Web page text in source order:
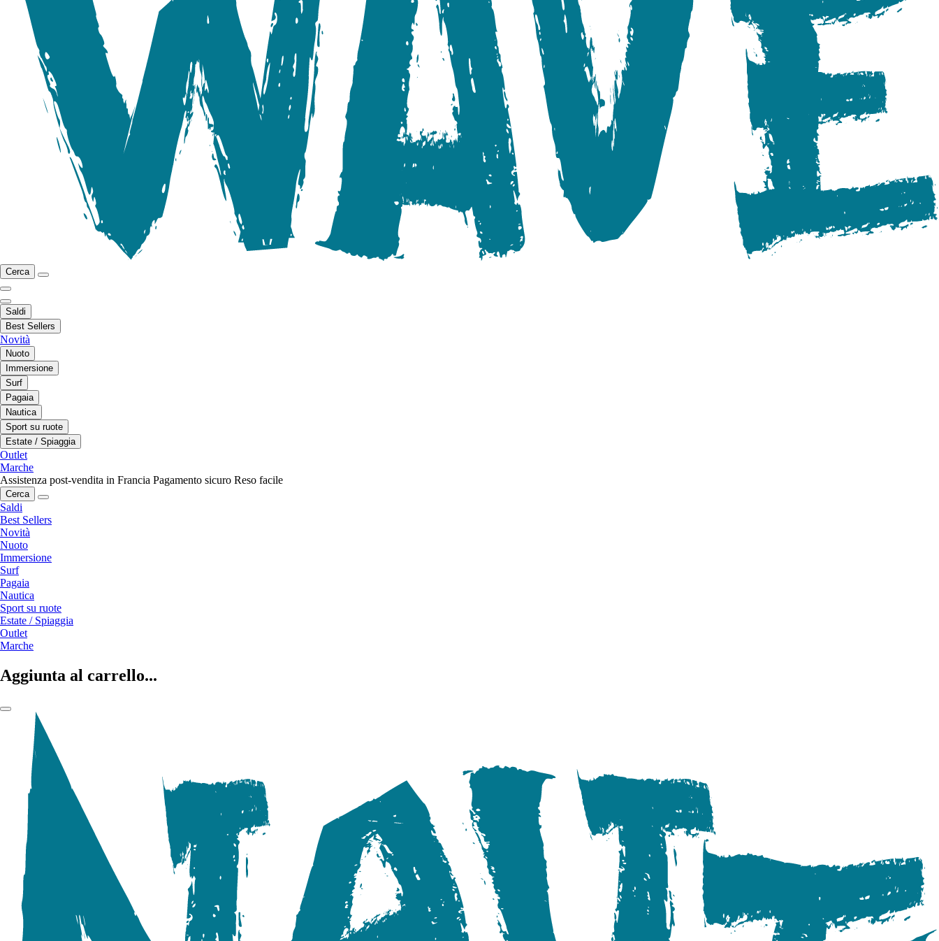
Cerca
Saldi
Best Sellers
Novità
Nuoto
Immersione
Surf
Pagaia
Nautica
Sport su ruote
Estate / Spiaggia
Outlet
Marche
Assistenza post-vendita in Francia Pagamento sicuro Reso facile
Cerca
Saldi
Best Sellers
Novità
Nuoto
Immersione
Surf
Pagaia
Nautica
Sport su ruote
Estate / Spiaggia
Outlet
Marche
Aggiunta al carrello...